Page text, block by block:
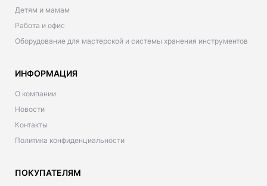
Детям и мамам
Работа и офис
Оборудование для мастерской и системы хранения инструментов
ИНФОРМАЦИЯ
О компании
Новости
Контакты
Политика конфиденциальности
ПОКУПАТЕЛЯМ